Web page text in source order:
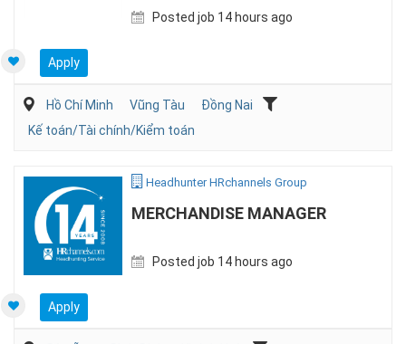
Posted job 14 hours ago
Apply
Hồ Chí Minh Vũng Tàu
Đồng Nai
Kế toán/Tài chính/Kiểm toán
Headhunter HRchannels Group
MERCHANDISE MANAGER
Posted job 14 hours ago
Apply